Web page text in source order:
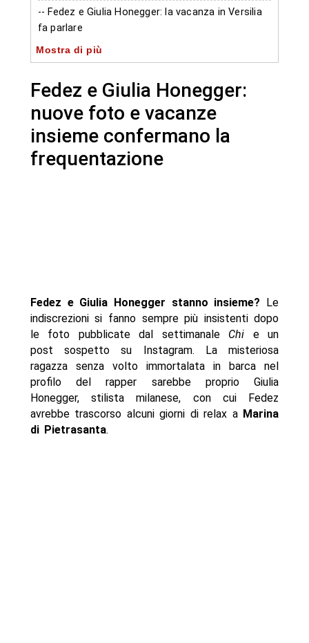
-- Fedez e Giulia Honegger: la vacanza in Versilia
fa parlare
-- La ragazza misteriosa nel post di Fedez è Giulia
-- Chi è Giulia Honegger, la nuova frequentazione
di Fedez
- Autore
Mostra di più
Fedez e Giulia Honegger:
nuove foto e vacanze
insieme confermano la
frequentazione
Fedez e Giulia Honegger stanno insieme? Le
indiscrezioni si fanno sempre più insistenti dopo
le foto pubblicate dal settimanale Chi e un
post sospetto su Instagram. La misteriosa
ragazza senza volto immortalata in barca nel
profilo del rapper sarebbe proprio Giulia
Honegger, stilista milanese, con cui Fedez
avrebbe trascorso alcuni giorni di relax a Marina
di Pietrasanta.